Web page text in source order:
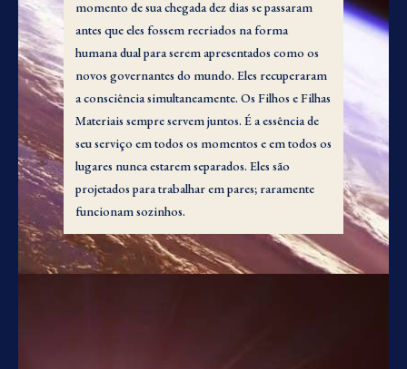
momento de sua chegada dez dias se passaram
antes que eles fossem recriados na forma
humana dual para serem apresentados como os
novos governantes do mundo. Eles recuperaram
a consciência simultaneamente. Os Filhos e Filhas
Materiais sempre servem juntos. É a essência de
seu serviço em todos os momentos e em todos os
lugares nunca estarem separados. Eles são
projetados para trabalhar em pares; raramente
funcionam sozinhos.
1. Adão e Eva em